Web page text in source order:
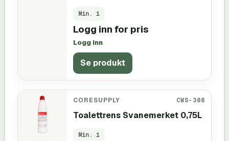
Min. 1
Logg inn for pris
Logg inn
Se produkt
CORESUPPLY CWS-308
Toalettrens Svanemerket 0,75L
Min. 1